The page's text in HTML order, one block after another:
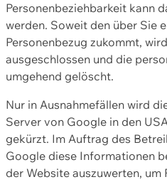
Personenbeziehbarkeit kann
werden. Soweit den über Sie
Personenbezug zukommt,
ausgeschlossen und die
umgehend gelöscht.
Nur in Ausnahmefällen wird
Server von Google in den
gekürzt. Im Auftrag des
Google diese Informationen
der Website auszuwerten, um